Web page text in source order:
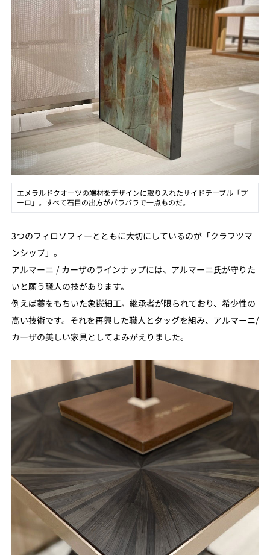
エメラルドクオーツの端材をデザインに取り入れたサイドテーブル「プ
ーロ」。すべて石目の出方がバラバラで一点ものだ。
3つのフィロソフィーとともに大切にしているのが「クラフツマ
ンシップ」。
アルマーニ / カーザのラインナップには、アルマーニ氏が守りた
いと願う職人の技があります。
例えば藁をもちいた象嵌細工。継承者が限られており、希少性の
高い技術です。それを再興した職人とタッグを組み、アルマーニ/
カーザの美しい家具としてよみがえりました。